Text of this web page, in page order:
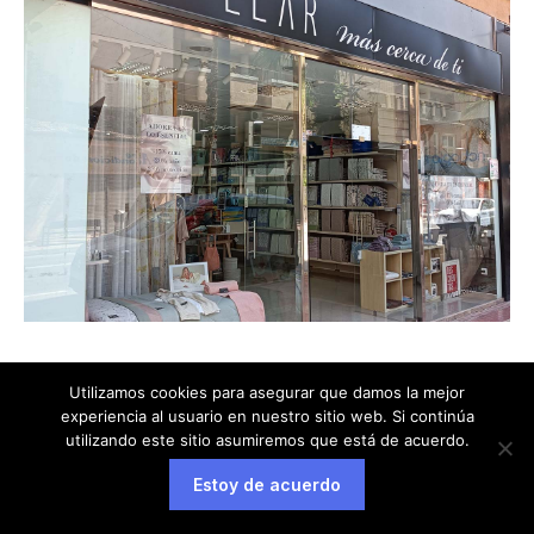
Política de privacidad Política de cookies
Utilizamos cookies para asegurar que damos la mejor
experiencia al usuario en nuestro sitio web. Si continúa
utilizando este sitio asumiremos que está de acuerdo.
Estoy de acuerdo